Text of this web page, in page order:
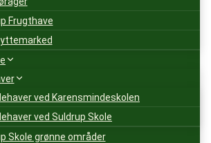
Frugthave
ved Karensmindeskolen
ved Suldrup Skole
Skole grønne områder